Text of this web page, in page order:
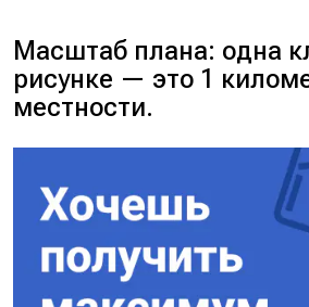
Масштаб плана: одна
рисунке — это 1
местности.